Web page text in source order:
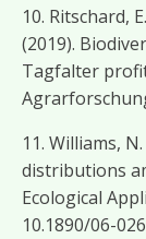
10. Ritschard,
(2019).
Tagfalter
11. Williams,
distributions
Ecological
10.1890/06-